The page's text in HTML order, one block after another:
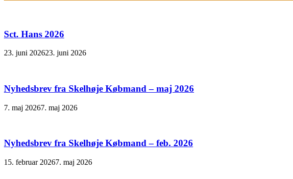
Sct. Hans 2026
23. juni 202623. juni 2026
Nyhedsbrev fra Skelhøje Købmand – maj 2026
7. maj 20267. maj 2026
Nyhedsbrev fra Skelhøje Købmand – feb. 2026
15. februar 20267. maj 2026